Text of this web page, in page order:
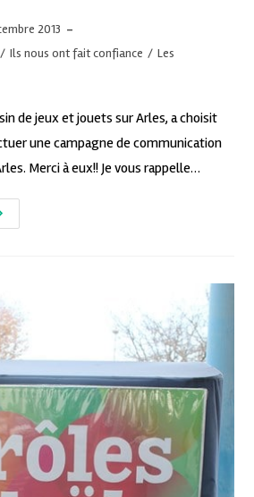
2013
/ Ils nous ont fait confiance / Les
de jeux et jouets sur Arles, a choisit
une campagne de communication
Merci à eux!! Je vous rappelle…